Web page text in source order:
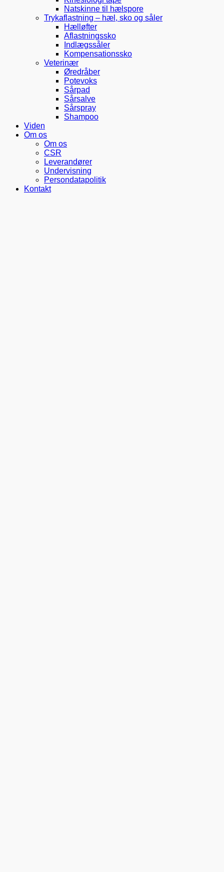
Natskinne til hælspore
Trykaflastning – hæl, sko og såler
Hælløfter
Aflastningssko
Indlægssåler
Kompensationssko
Veterinær
Øredråber
Potevoks
Sårpad
Sårsalve
Sårspray
Shampoo
Viden
Om os
Om os
CSR
Leverandører
Undervisning
Persondatapolitik
Kontakt